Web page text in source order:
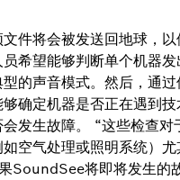
件将会被发送回地球，
希望能够判断单个机器
的声音模式。然后，通
确定机器是否正在遇到
发生故障。 “这些检查对
空气处理或照明系统）尤
SoundSee将即将发生的